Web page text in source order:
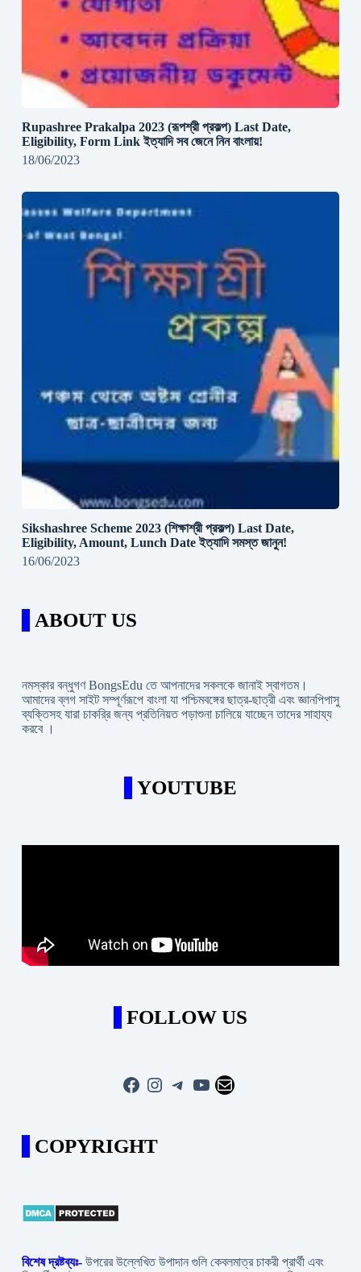
Rupashree Prakalpa 2023 (রূপশ্রী প্রকল্প) Last Date,
Eligibility, Form Link ইত্যাদি সব জেনে নিন বাংলায়!
18/06/2023
Sikshashree Scheme 2023 (শিক্ষাশ্রী প্রকল্প) Last Date,
Eligibility, Amount, Lunch Date ইত্যাদি সমস্ত জানুন!
16/06/2023
ABOUT US
নমস্কার বন্ধুগণ BongsEdu তে আপনাদের সকলকে জানাই স্বাগতম।
আমাদের ব্লগ সাইট সম্পূর্ণরূপে বাংলা যা পশ্চিমবঙ্গের ছাত্র-ছাত্রী এবং জ্ঞানপিপাসু
ব্যক্তিসহ যারা চাকরি্র জন্য প্রতিনিয়ত পড়াশুনা চালিয়ে যাচ্ছেন তাদের সাহায্য
করবে ।
YOUTUBE
FOLLOW US
Facebook
Instagram
Telegram
YouTube
Mail
COPYRIGHT
বিশেষ দ্রষ্টব্যঃ- উপরের উল্লেখিত উপাদান গুলি কেবলমাত্র চাকরী প্রার্থী এবং